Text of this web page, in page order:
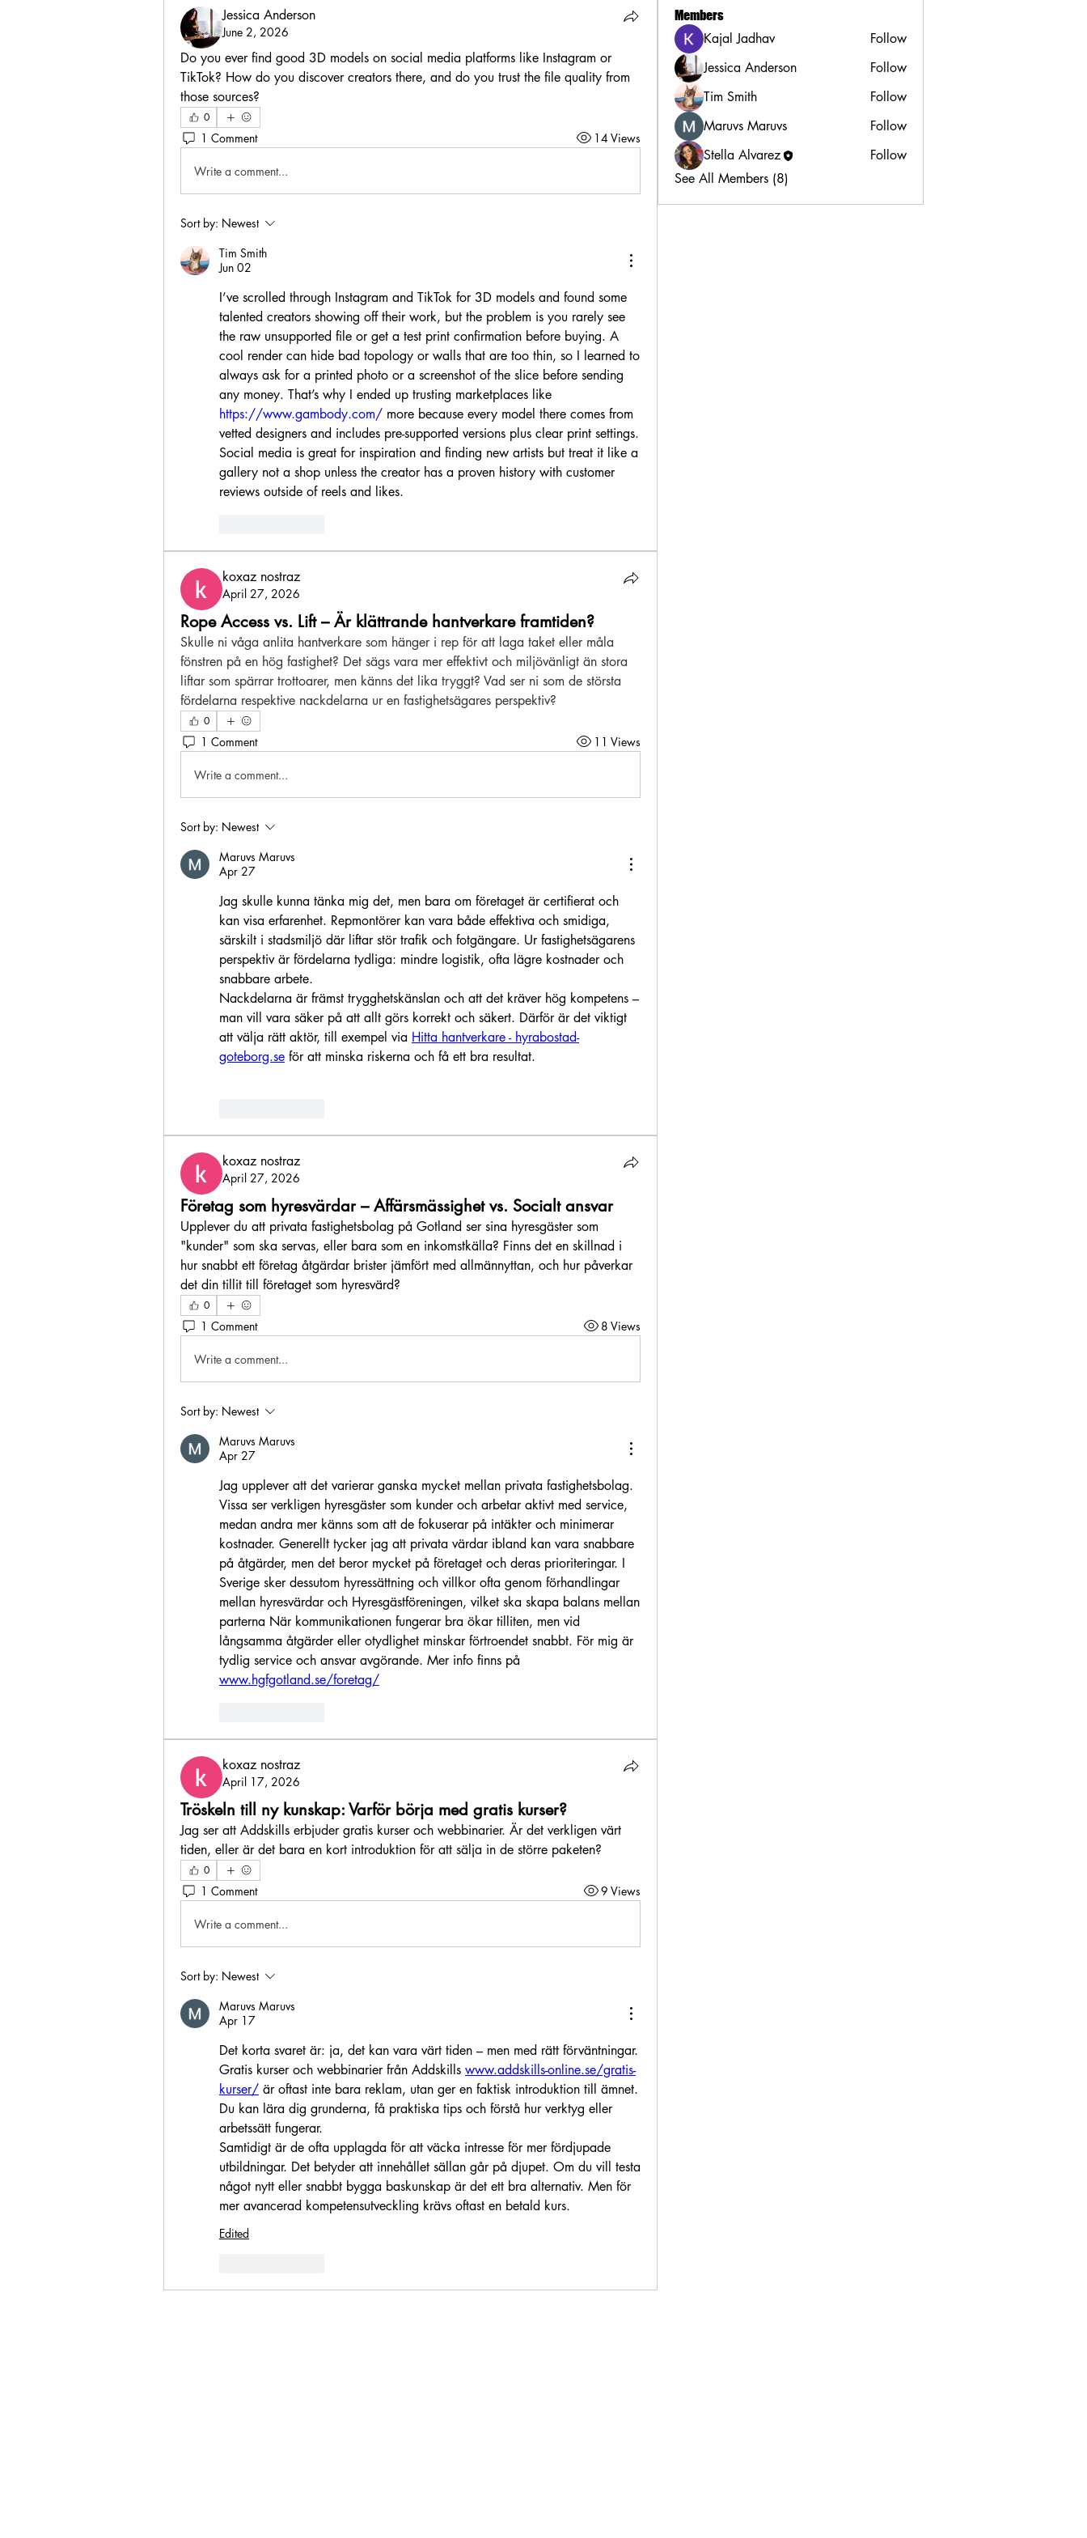
Jessica Anderson
June 2, 2026
Do you ever find good 3D models on social media platforms like Instagram or
TikTok? How do you discover creators there, and do you trust the file quality from
those sources?
0
1 Comment 14 Views
Write a comment...
Sort by: Newest
Tim Smith
Jun 02
I’ve scrolled through Instagram and TikTok for 3D models and found some
talented creators showing off their work, but the problem is you rarely see
the raw unsupported file or get a test print confirmation before buying. A
cool render can hide bad topology or walls that are too thin, so I learned to
always ask for a printed photo or a screenshot of the slice before sending
https://www.gambody.com/ more because every model there comes from
vetted designers and includes pre-supported versions plus clear print settings.
Social media is great for inspiration and finding new artists but treat it like a
gallery not a shop unless the creator has a proven history with customer
reviews outside of reels and likes.
koxaz nostraz
April 27, 2026
Rope Access vs. Lift – Är klättrande hantverkare framtiden?
Skulle ni våga anlita hantverkare som hänger i rep för att laga taket eller måla
fönstren på en hög fastighet? Det sägs vara mer effektivt och miljövänligt än stora
liftar som spärrar trottoarer, men känns det lika tryggt? Vad ser ni som de största
fördelarna respektive nackdelarna ur en fastighetsägares perspektiv?
0
1 Comment 11 Views
Write a comment...
Sort by: Newest
Maruvs Maruvs
Apr 27
Jag skulle kunna tänka mig det, men bara om företaget är certifierat och
kan visa erfarenhet. Repmontörer kan vara både effektiva och smidiga,
särskilt i stadsmiljö där liftar stör trafik och fotgängare. Ur fastighetsägarens
perspektiv är fördelarna tydliga: mindre logistik, ofta lägre kostnader och
snabbare arbete.
Nackdelarna är främst trygghetskänslan och att det kräver hög kompetens –
man vill vara säker på att allt görs korrekt och säkert. Därför är det viktigt
att välja rätt aktör, till exempel via Hitta hantverkare - hyrabostad-
goteborg.se för att minska riskerna och få ett bra resultat.
koxaz nostraz
April 27, 2026
Företag som hyresvärdar – Affärsmässighet vs. Socialt ansvar
Upplever du att privata fastighetsbolag på Gotland ser sina hyresgäster som
"kunder" som ska servas, eller bara som en inkomstkälla? Finns det en skillnad i
hur snabbt ett företag åtgärdar brister jämfört med allmännyttan, och hur påverkar
det din tillit till företaget som hyresvärd?
0
1 Comment 8 Views
Write a comment...
Sort by: Newest
Maruvs Maruvs
Apr 27
Jag upplever att det varierar ganska mycket mellan privata fastighetsbolag.
Vissa ser verkligen hyresgäster som kunder och arbetar aktivt med service,
medan andra mer känns som att de fokuserar på intäkter och minimerar
kostnader. Generellt tycker jag att privata värdar ibland kan vara snabbare
på åtgärder, men det beror mycket på företaget och deras prioriteringar. I
Sverige sker dessutom hyressättning och villkor ofta genom förhandlingar
mellan hyresvärdar och Hyresgästföreningen, vilket ska skapa balans mellan
parterna När kommunikationen fungerar bra ökar tilliten, men vid
långsamma åtgärder eller otydlighet minskar förtroendet snabbt. För mig är
www.hgfgotland.se/foretag/
koxaz nostraz
April 17, 2026
Tröskeln till ny kunskap: Varför börja med gratis kurser?
Jag ser att Addskills erbjuder gratis kurser och webbinarier. Är det verkligen värt
tiden, eller är det bara en kort introduktion för att sälja in de större paketen?
0
1 Comment 9 Views
Write a comment...
Sort by: Newest
Maruvs Maruvs
Apr 17
Det korta svaret är: ja, det kan vara värt tiden – men med rätt förväntningar.
Gratis kurser och webbinarier från Addskills www.addskills-online.se/gratis-
kurser/ är oftast inte bara reklam, utan ger en faktisk introduktion till ämnet.
Du kan lära dig grunderna, få praktiska tips och förstå hur verktyg eller
arbetssätt fungerar.
Samtidigt är de ofta upplagda för att väcka intresse för mer fördjupade
utbildningar. Det betyder att innehållet sällan går på djupet. Om du vill testa
något nytt eller snabbt bygga baskunskap är det ett bra alternativ. Men för
mer avancerad kompetensutveckling krävs oftast en betald kurs.
Edited
Members
Kajal Jadhav
Follow
Jessica Anderson
Follow
Tim Smith
Follow
Maruvs Maruvs
Follow
Stella Alvarez
Follow
See All Members (8)